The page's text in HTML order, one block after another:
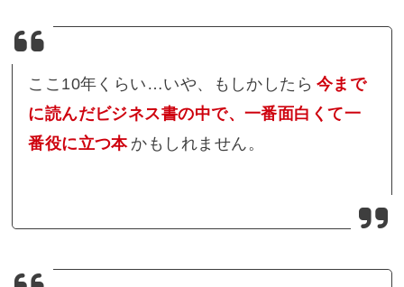
ここ10年くらい…いや、もしかしたら 今まで
に読んだビジネス書の中で、一番面白くて一
番役に立つ本 かもしれません。